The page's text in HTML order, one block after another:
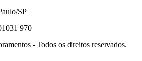
SP
970
- Todos os direitos reservados.